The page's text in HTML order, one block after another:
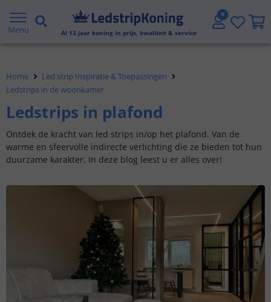
Menu Al 13 jaar koning in prijs, kwaliteit & service
Gratis verzending vanaf € 20,- NL en BE
Voor 23:45 uur besteld,morgen in huis
Home
Led strip Inspiratie & Toepassingen
Ledstrips in de woonkamer
Ledstrips in plafond
Ontdek de kracht van led strips in/op het plafond. Van de
warme en sfeervolle indirecte verlichting die ze bieden tot hun
duurzame karakter. In deze blog leest u er alles over!